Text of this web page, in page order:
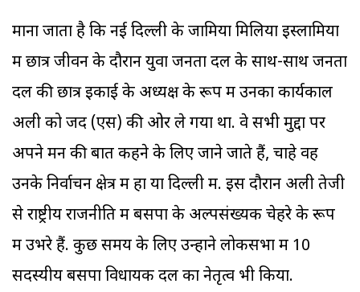
माना जाता है कि नई दिल्ली के जामिया मिलिया इस्लामिया
में छात्र जीवन के दौरान युवा जनता दल के साथ-साथ जनता
दल की छात्र इकाई के अध्यक्ष के रूप में उनका कार्यकाल
अली को जद (एस) की ओर ले गया था. वे सभी मुद्दों पर
अपने मन की बात कहने के लिए जाने जाते हैं, चाहे वह
उनके निर्वाचन क्षेत्र में हों या दिल्ली में. इस दौरान अली तेजी
से राष्ट्रीय राजनीति में बसपा के अल्पसंख्यक चेहरे के रूप
में उभरे हैं. कुछ समय के लिए उन्होंने लोकसभा में 10
सदस्यीय बसपा विधायक दल का नेतृत्व भी किया.